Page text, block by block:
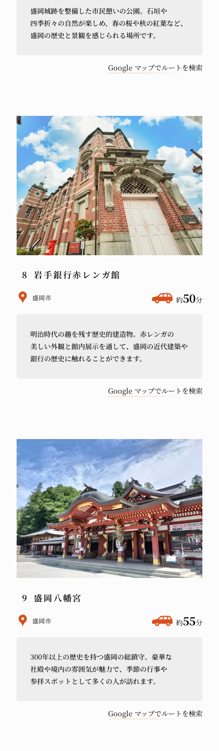
ら
盛岡城跡を整備した市民憩いの公園。石垣や
四季折々の自然が楽しめ、春の桜や秋の紅葉など、
盛岡の歴史と景観を感じられる場所です。
Google マップでルートを検索
岩手銀行赤レンガ館
盛岡市
ら
約50分
明治時代の趣を残す歴史的建造物。赤レンガの
美しい外観と館内展示を通して、盛岡の近代建築や
銀行の歴史に触れる ことができます。
Google マップでルートを検索
盛岡八幡宮
盛岡市 約55分
300年以上の歴史を持つ盛岡の総鎮守。豪華な
社殿や境内の雰囲気が魅力で、季節の行事や
参拝スポットと して多くの人が訪れます。
Google マップでルートを検索